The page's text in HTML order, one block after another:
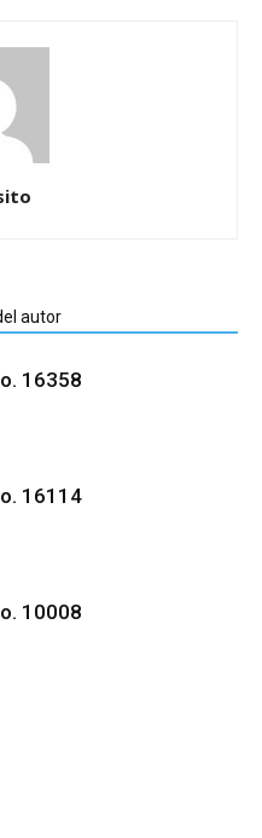
autor
16358
16114
10008